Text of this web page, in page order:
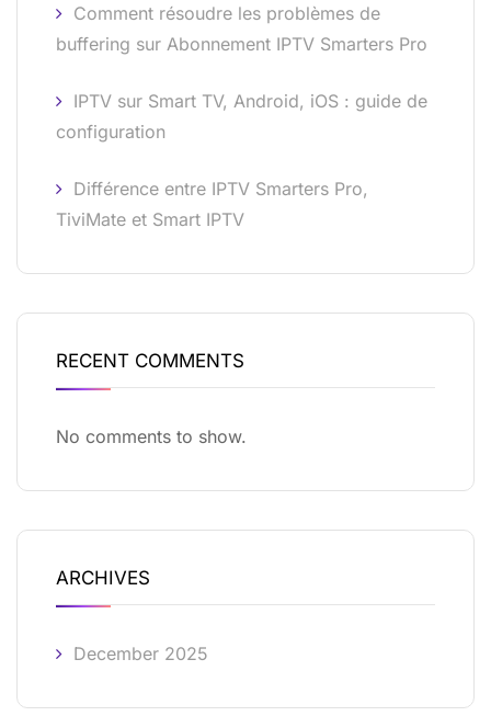
Comment résoudre les problèmes de
buffering sur Abonnement IPTV Smarters Pro
IPTV sur Smart TV, Android, iOS : guide de
configuration
Différence entre IPTV Smarters Pro,
TiviMate et Smart IPTV
RECENT COMMENTS
No comments to show.
ARCHIVES
December 2025